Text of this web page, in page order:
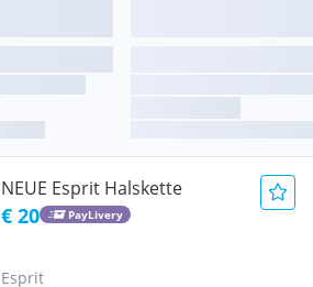
NEUE Esprit Halskette
€ 20 PayLivery
Esprit